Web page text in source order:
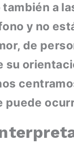
a
y no
de
su
puede